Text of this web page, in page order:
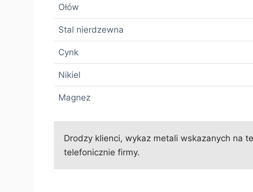
Ołów
Stal nierdzewna
Cynk
Nikiel
Magnez
Drodzy klienci, wykaz metali wskazanych na
telefonicznie firmy.